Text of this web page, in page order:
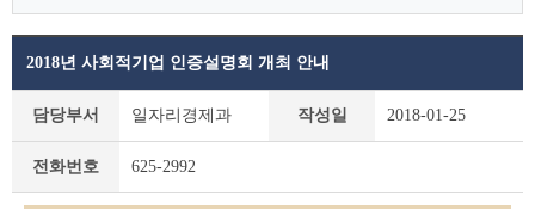
세
2018년 사회적기업 인증설명회 개최 안내
담당부서 일자리경제과 작성일 2018-01-25
전화번호 625-2992